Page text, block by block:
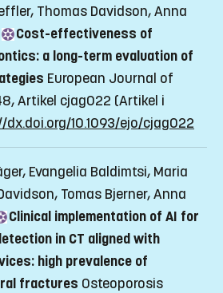
Thomas Davidson, Anna
Cost-effectiveness of
a long-term evaluation of
European Journal of
Artikel cjag022 (Artikel i
10.1093/ejo/cjag022
Evangelia Baldimtsi, Maria
Tomas Bjerner, Anna
Clinical implementation of AI for
in CT aligned with
high prevalence of
fractures Osteoporosis